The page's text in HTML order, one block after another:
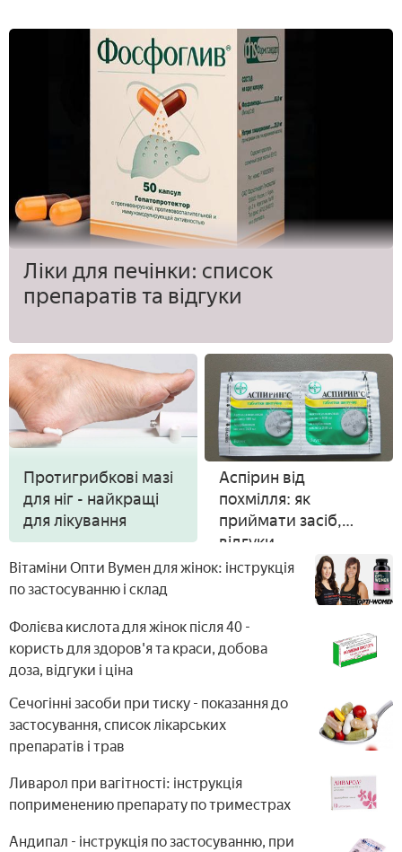
Ліки для печінки: список
препаратів та відгуки
Протигрибкові мазі
для ніг - найкращі
для лікування
Аспірин від
похмілля: як
приймати засіб,
відгуки
Вітаміни Опти Вумен для жінок: інструкція
по застосуванню і склад
Фолієва кислота для жінок після 40 -
користь для здоров'я та краси, добова
доза, відгуки і ціна
Сечогінні засоби при тиску - показання до
застосування, список лікарських
препаратів і трав
Ливарол при вагітності: інструкція
поприменению препарату по триместрах
Андипал - інструкція по застосуванню, при